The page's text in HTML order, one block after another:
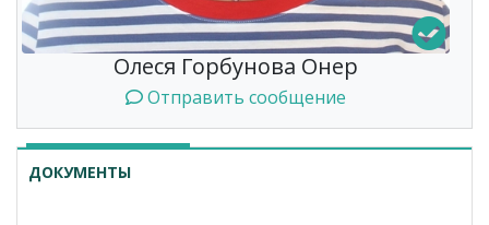
Олеся Горбунова Онер
Отправить сообщение
ДОКУМЕНТЫ